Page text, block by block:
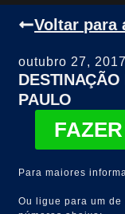
Voltar para
outubro 27, 2017
PAULO
Para maiores
Ou ligue para um